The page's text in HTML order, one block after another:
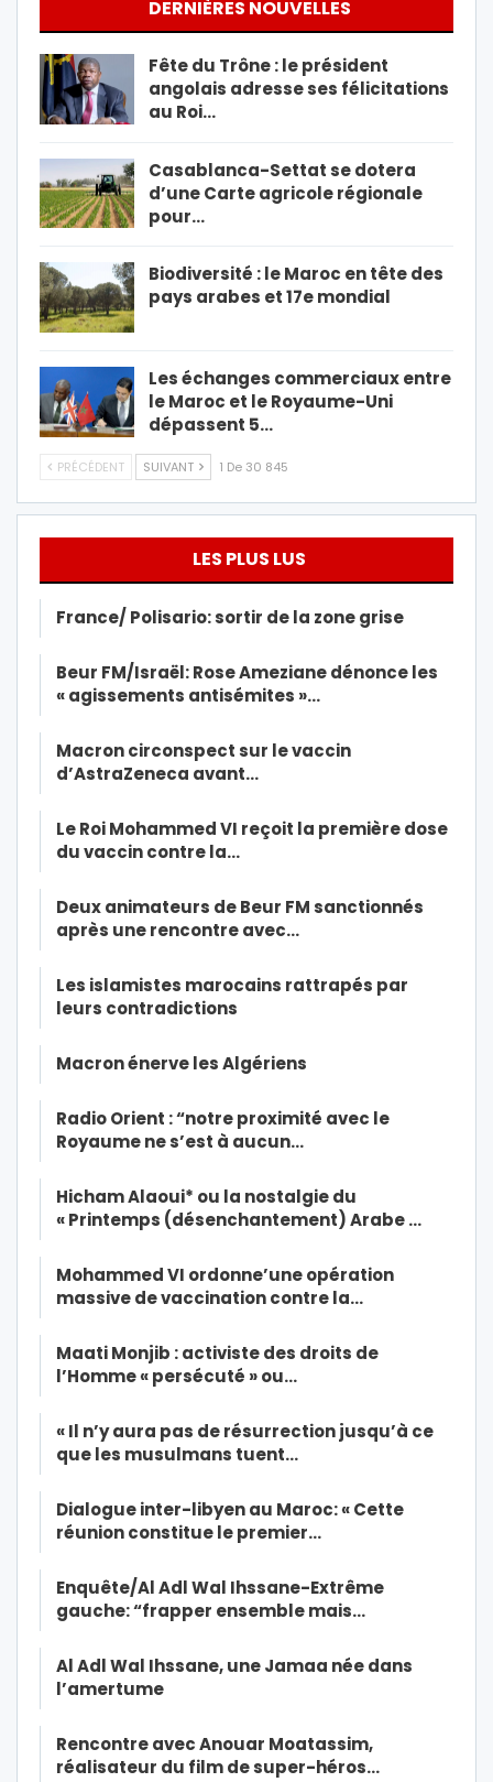
DERNIÈRES NOUVELLES
Fête du Trône : le président
angolais adresse ses félicitations
au Roi…
Casablanca-Settat se dotera
d’une Carte agricole régionale
pour…
Biodiversité : le Maroc en tête des
pays arabes et 17e mondial
Les échanges commerciaux entre
le Maroc et le Royaume-Uni
dépassent 5…
PRÉCÉDENT SUIVANT 1 De 30 845
LES PLUS LUS
France/ Polisario: sortir de la zone grise
Beur FM/Israël: Rose Ameziane dénonce les
« agissements antisémites »…
Macron circonspect sur le vaccin
d’AstraZeneca avant…
Le Roi Mohammed VI reçoit la première dose
du vaccin contre la…
Deux animateurs de Beur FM sanctionnés
après une rencontre avec…
Les islamistes marocains rattrapés par
leurs contradictions
Macron énerve les Algériens
Radio Orient : “notre proximité avec le
Royaume ne s’est à aucun…
Hicham Alaoui* ou la nostalgie du
« Printemps (désenchantement) Arabe …
Mohammed VI ordonne’une opération
massive de vaccination contre la…
Maati Monjib : activiste des droits de
l’Homme « persécuté » ou…
« Il n’y aura pas de résurrection jusqu’à ce
que les musulmans tuent…
Dialogue inter-libyen au Maroc: « Cette
réunion constitue le premier…
Enquête/Al Adl Wal Ihssane-Extrême
gauche: “frapper ensemble mais…
Al Adl Wal Ihssane, une Jamaa née dans
l’amertume
Rencontre avec Anouar Moatassim,
réalisateur du film de super-héros…